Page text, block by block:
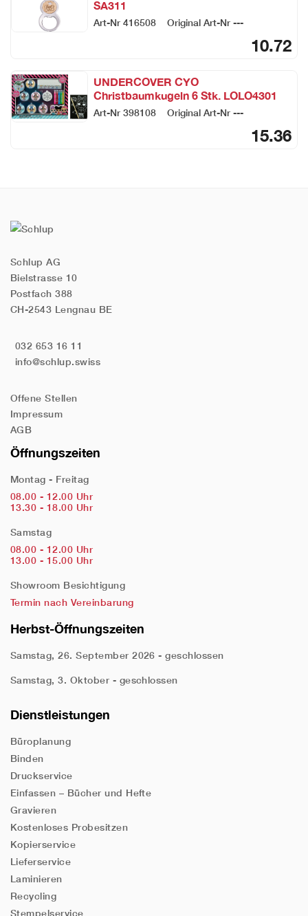
SA311
Art-Nr 416508 Original Art-Nr ---
10.72
UNDERCOVER CYO
Christbaumkugeln 6 Stk. LOLO4301
LOL Surprise
Art-Nr 398108 Original Art-Nr ---
15.36
Schlup AG
Bielstrasse 10
Postfach 388
CH-2543 Lengnau BE
032 653 16 11
info@schlup.swiss
Offene Stellen
Impressum
AGB
Öffnungszeiten
Montag - Freitag
08.00 - 12.00 Uhr
13.30 - 18.00 Uhr
Samstag
08.00 - 12.00 Uhr
13.00 - 15.00 Uhr
Showroom Besichtigung
Termin nach Vereinbarung
Herbst-Öffnungszeiten
Samstag, 26. September 2026 - geschlossen
Samstag, 3. Oktober - geschlossen
Dienstleistungen
Büroplanung
Binden
Druckservice
Einfassen – Bücher und Hefte
Gravieren
Kostenloses Probesitzen
Kopierservice
Lieferservice
Laminieren
Recycling
Stempelservice